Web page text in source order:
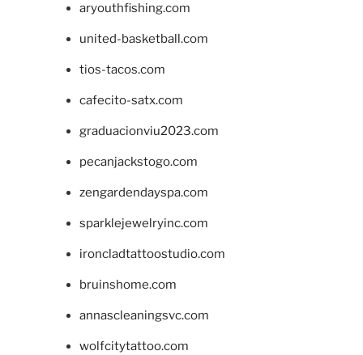
aryouthfishing.com
united-basketball.com
tios-tacos.com
cafecito-satx.com
graduacionviu2023.com
pecanjackstogo.com
zengardendayspa.com
sparklejewelryinc.com
ironcladtattoostudio.com
bruinshome.com
annascleaningsvc.com
wolfcitytattoo.com